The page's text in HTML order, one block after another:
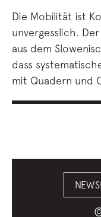
Die Mobilität ist
unvergesslich.
aus dem
dass
mit Quadern und